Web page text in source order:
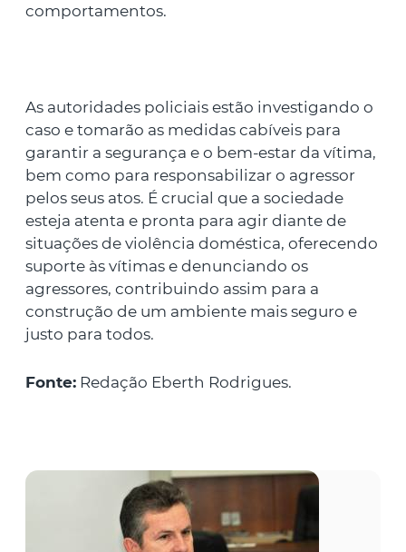
comportamentos.
As autoridades policiais estão investigando o
caso e tomarão as medidas cabíveis para
garantir a segurança e o bem-estar da vítima,
bem como para responsabilizar o agressor
pelos seus atos. É crucial que a sociedade
esteja atenta e pronta para agir diante de
situações de violência doméstica, oferecendo
suporte às vítimas e denunciando os
agressores, contribuindo assim para a
construção de um ambiente mais seguro e
justo para todos.
Fonte: Redação Eberth Rodrigues.